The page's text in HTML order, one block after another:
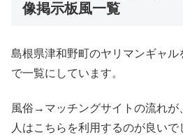
像掲示板風一覧
島根県津和野町のヤリマンギャ
で一覧にしています。
風俗→マッチングサイトの流れが
人はこちらを利用するのが良い